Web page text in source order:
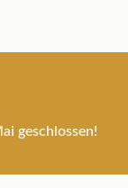
geschlossen!